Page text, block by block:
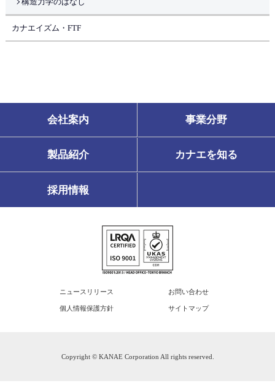
カナエイズム・FTF
会社案内 事業分野
製品紹介 カナエを知る
採用情報
ニュースリリース お問い合わせ
個人情報保護方針 サイトマップ
Copyright © KANAE Corporation All rights reserved.